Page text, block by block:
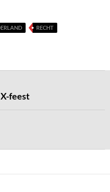
RECHT
feest